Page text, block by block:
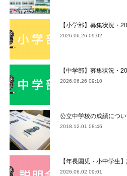
【小学部】募集状況・
2026.06.26 09:02
【中学部】募集状況・
2026.06.26 09:10
公立中学校の成績につ
2018.12.01 08:46
【年長園児・小中学生
2026.06.02 09:01